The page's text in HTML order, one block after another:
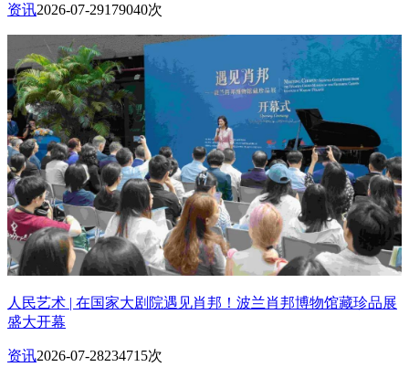
资讯2026-07-29179040次
人民艺术 | 在国家大剧院遇见肖邦！波兰肖邦博物馆藏珍品展
盛大开幕
资讯2026-07-28234715次